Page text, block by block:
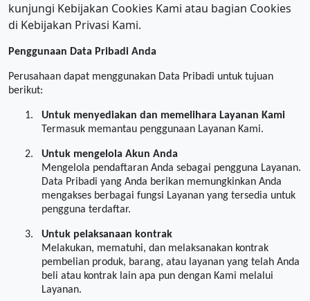
kunjungi Kebijakan Cookies Kami atau bagian Cookies
di Kebijakan Privasi Kami.
Penggunaan Data Pribadi Anda
Perusahaan dapat menggunakan Data Pribadi untuk tujuan
berikut:
1.
Untuk menyediakan dan memelihara Layanan Kami
Termasuk memantau penggunaan Layanan Kami.
2.
Untuk mengelola Akun Anda
Mengelola pendaftaran Anda sebagai pengguna Layanan.
Data Pribadi yang Anda berikan memungkinkan Anda
mengakses berbagai fungsi Layanan yang tersedia untuk
pengguna terdaftar.
3.
Untuk pelaksanaan kontrak
Melakukan, mematuhi, dan melaksanakan kontrak
pembelian produk, barang, atau layanan yang telah Anda
beli atau kontrak lain apa pun dengan Kami melalui
Layanan.